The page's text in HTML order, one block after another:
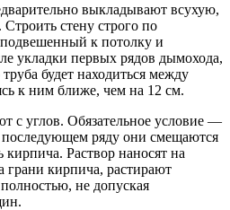
выкладывают всухую,
Строить стену строго по
к потолку и
укладки первых рядов дымохода,
будет находиться между
к ним ближе, чем на 12 см.
с углов. Обязательное условие —
ряду они смещаются
Раствор наносят на
грани кирпича, растирают
не допуская